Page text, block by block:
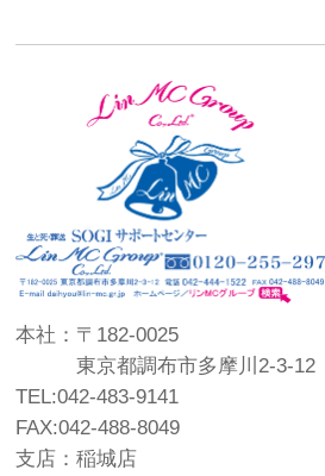
本社：〒182-0025
東京都調布市多摩川2-3-12
TEL:042-483-9141
FAX:042-488-8049
支店：稲城店